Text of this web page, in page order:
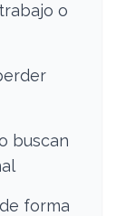
o
buscan
forma